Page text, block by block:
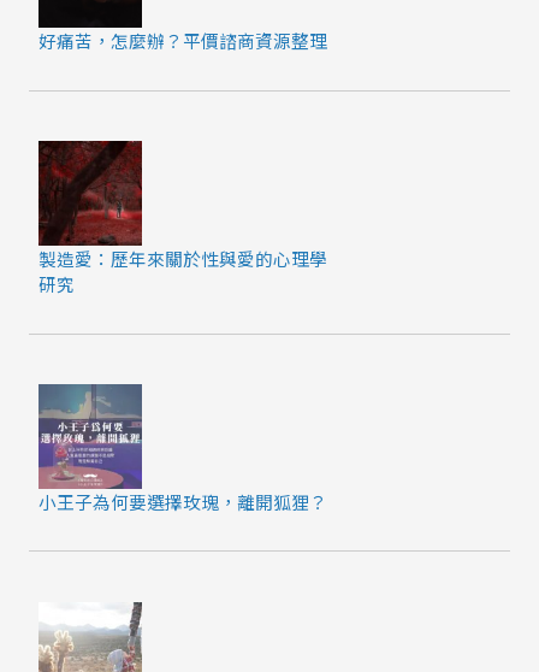
好痛苦，怎麼辦？平價諮商資源整理
製造愛：歷年來關於性與愛的心理學
研究
小王子為何要選擇玫瑰，離開狐狸？